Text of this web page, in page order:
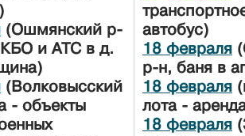
(Ошмянский р-
и АТС в д.
(Волковысский
- объекты
автобус)
18 февраля
р-н, баня в
18 февраля
лота -
18 февраля